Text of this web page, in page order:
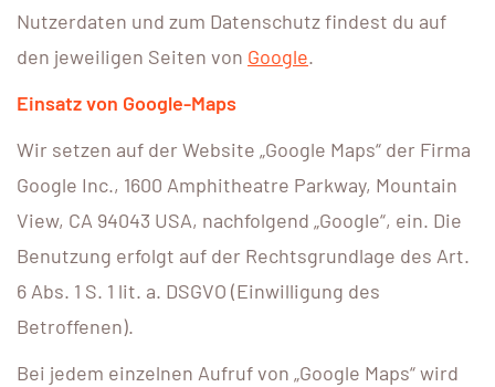
Nutzerdaten und zum Datenschutz findest du auf
den jeweiligen Seiten von Google.
Einsatz von Google-Maps
Wir setzen auf der Website „Google Maps“ der Firma
Google Inc., 1600 Amphitheatre Parkway, Mountain
View, CA 94043 USA, nachfolgend „Google“, ein. Die
Benutzung erfolgt auf der Rechtsgrundlage des Art.
6 Abs. 1 S. 1 lit. a. DSGVO (Einwilligung des
Betroffenen).
Bei jedem einzelnen Aufruf von „Google Maps“ wird